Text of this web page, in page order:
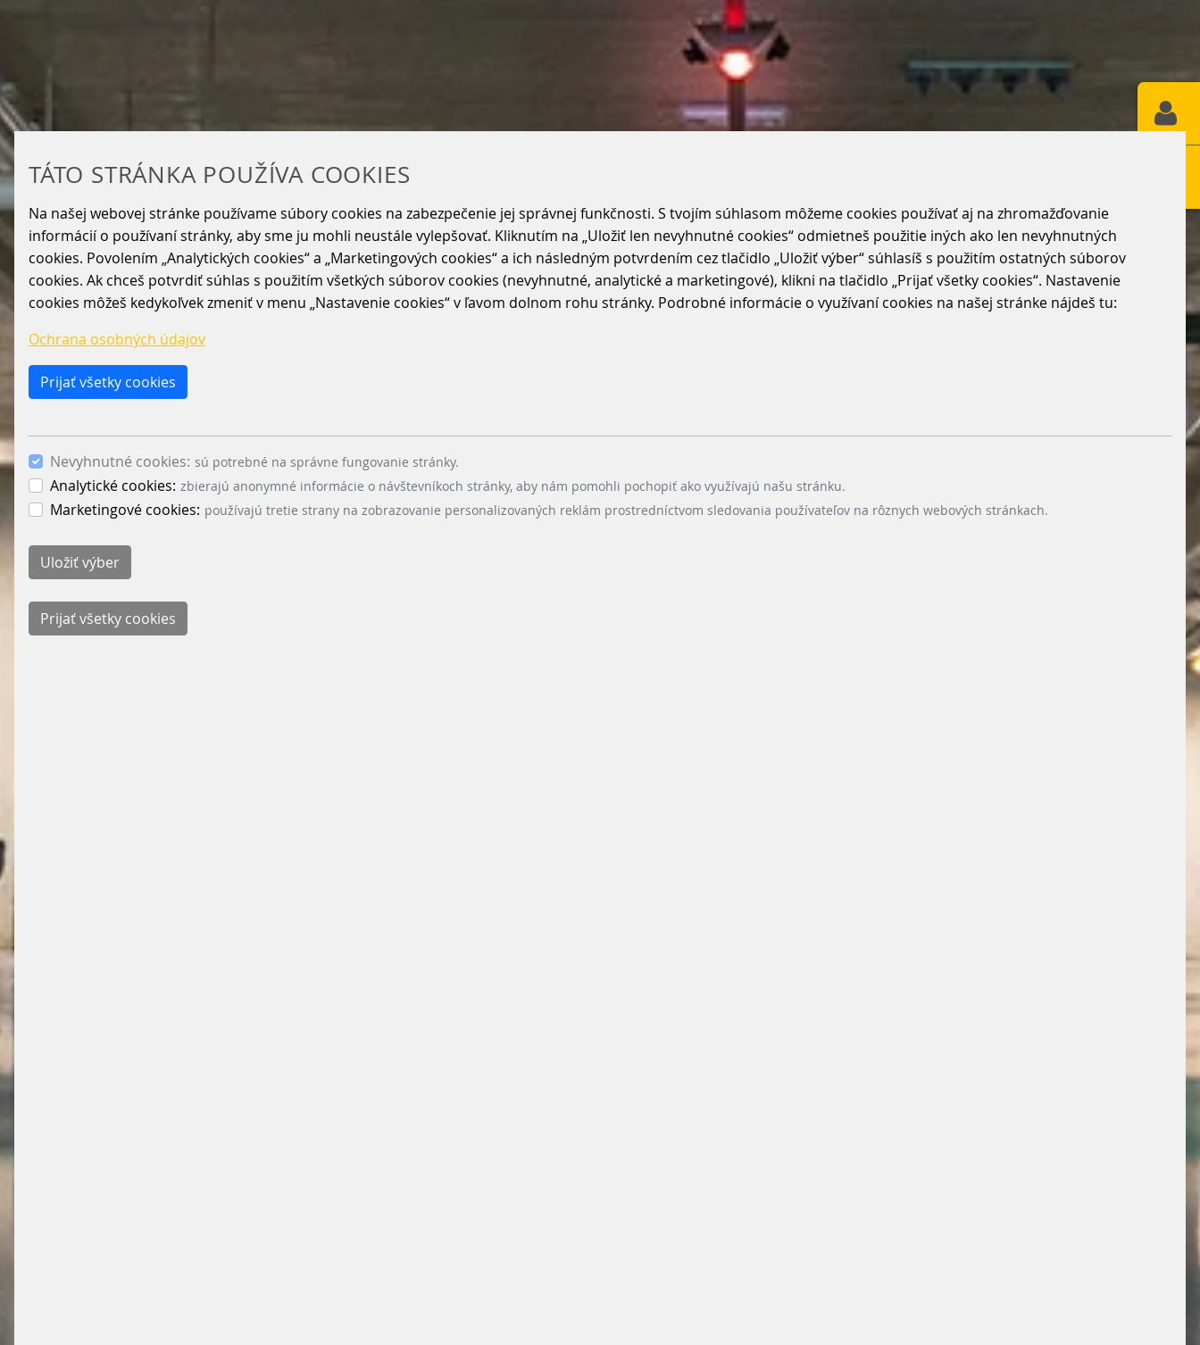
TÁTO STRÁNKA POUŽÍVA COOKIES
Na našej webovej stránke používame súbory cookies na zabezpečenie jej správnej funkčnosti. S tvojím súhlasom môžeme cookies používať aj na zhromažďovanie
informácií o používaní stránky, aby sme ju mohli neustále vylepšovať. Kliknutím na „Uložiť len nevyhnutné cookies“ odmietneš použitie iných ako len nevyhnutných
cookies. Povolením „Analytických cookies“ a „Marketingových cookies“ a ich následným potvrdením cez tlačidlo „Uložiť výber“ súhlasíš s použitím ostatných súborov
cookies. Ak chceš potvrdiť súhlas s použitím všetkých súborov cookies (nevyhnutné, analytické a marketingové), klikni na tlačidlo „Prijať všetky cookies“. Nastavenie
cookies môžeš kedykoľvek zmeniť v menu „Nastavenie cookies“ v ľavom dolnom rohu stránky. Podrobné informácie o využívaní cookies na našej stránke nájdeš tu:
Ochrana osobných údajov
Prijať všetky cookies
Nevyhnutné cookies: sú potrebné na správne fungovanie stránky.
Analytické cookies: zbierajú anonymné informácie o návštevníkoch stránky, aby nám pomohli pochopiť ako využívajú našu stránku.
Marketingové cookies: používajú tretie strany na zobrazovanie personalizovaných reklám prostredníctvom sledovania používateľov na rôznych webových stránkach.